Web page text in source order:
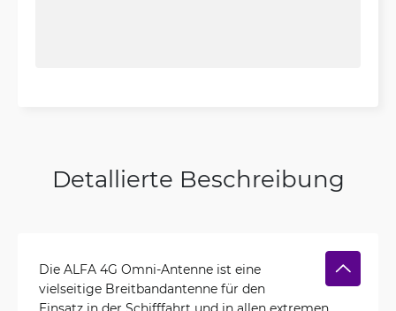
Detallierte Beschreibung
Die ALFA 4G Omni-Antenne ist eine
vielseitige Breitbandantenne für den